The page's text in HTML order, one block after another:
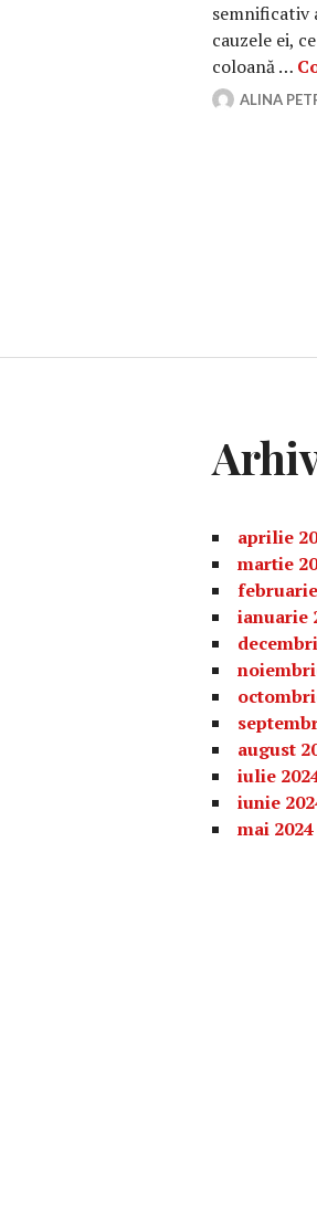
semnificativ
cauzele ei,
coloană …
ALINA
aprilie
martie
ianuarie
august
iulie
iunie
mai 2024